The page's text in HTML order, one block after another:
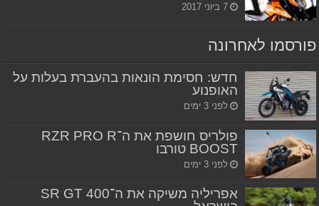
7 ביוני 2017
פורסמו לאחרונה
חדש: חסימת הונאות בהעברת בעלות על
האופנוע
לפני 3 ימים
פולריס חושפת את ה־RZR PRO R
BOOST טורבו
לפני 3 ימים
אפריליה משיקה את ה־SR GT 400